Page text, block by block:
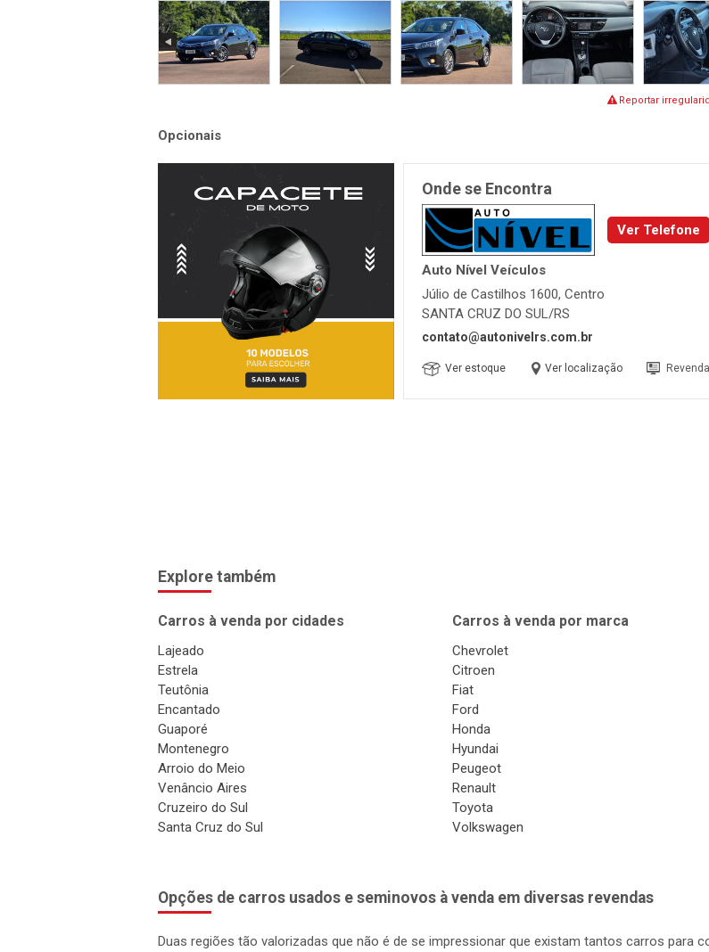
Reportar
Opcionais
Onde se Encontra
Ver Telefone
Auto Nível Veículos
Júlio de Castilhos 1600, Centro
SANTA CRUZ DO SUL/RS
contato@autonivelrs.com.br
Ver estoque Ver localização Revenda
Explore também
Carros à venda por cidades
Lajeado
Estrela
Teutônia
Encantado
Guaporé
Montenegro
Arroio do Meio
Venâncio Aires
Cruzeiro do Sul
Santa Cruz do Sul
Carros à venda por marca
Chevrolet
Citroen
Fiat
Ford
Honda
Hyundai
Peugeot
Renault
Toyota
Volkswagen
Opções de carros usados e seminovos à venda em diversas revendas
Duas regiões tão valorizadas que não é de se impressionar que existam tantos carros para